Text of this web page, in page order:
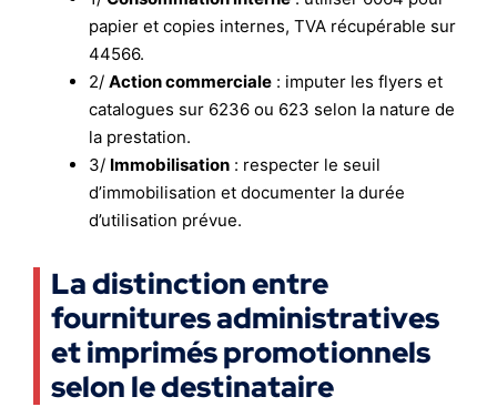
papier et copies internes, TVA récupérable sur
44566.
2/ Action commerciale : imputer les flyers et
catalogues sur 6236 ou 623 selon la nature de
la prestation.
3/ Immobilisation : respecter le seuil
d’immobilisation et documenter la durée
d’utilisation prévue.
La distinction entre
fournitures administratives
et imprimés promotionnels
selon le destinataire